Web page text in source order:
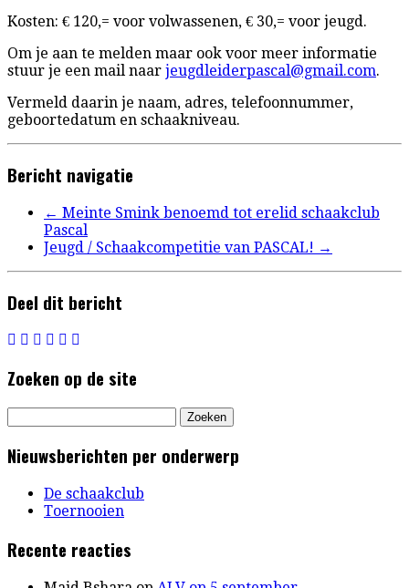
Kosten: € 120,= voor volwassenen, € 30,= voor jeugd.
Om je aan te melden maar ook voor meer informatie
stuur je een mail naar jeugdleiderpascal@gmail.com.
Vermeld daarin je naam, adres, telefoonnummer,
geboortedatum en schaakniveau.
Bericht navigatie
← Meinte Smink benoemd tot erelid schaakclub
Pascal
Jeugd / Schaakcompetitie van PASCAL! →
Deel dit bericht
Zoeken op de site
naar:
Nieuwsberichten per onderwerp
De schaakclub
Toernooien
Recente reacties